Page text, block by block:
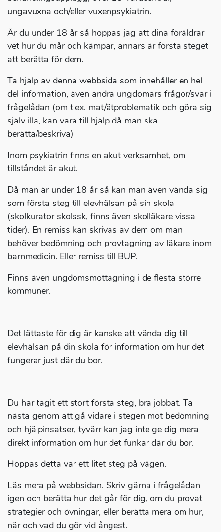
ungavuxna och/eller vuxenpsykiatrin.
Är du under 18 år så hoppas jag att dina föräldrar
vet hur du mår och kämpar, annars är första steget
att berätta för dem.
Ta hjälp av denna webbsida som innehåller en hel
del information, även andra ungdomars frågor/svar i
frågelådan (om t.ex. mat/ätproblematik och göra sig
själv illa, kan vara till hjälp då man ska
berätta/beskriva)
Inom psykiatrin finns en akut verksamhet, om
tillståndet är akut.
Då man är under 18 år så kan man även vända sig
som första steg till elevhälsan på sin skola
(skolkurator skolssk, finns även skolläkare vissa
tider). En remiss kan skrivas av dem om man
behöver bedömning och provtagning av läkare inom
barnmedicin. Eller remiss till BUP.
Finns även ungdomsmottagning i de flesta större
kommuner.
Det lättaste för dig är kanske att vända dig till
elevhälsan på din skola för information om hur det
fungerar just där du bor.
Du har tagit ett stort första steg, bra jobbat. Ta
nästa genom att gå vidare i stegen mot bedömning
och hjälpinsatser, tyvärr kan jag inte ge dig mera
direkt information om hur det funkar där du bor.
Hoppas detta var ett litet steg på vägen.
Läs mera på webbsidan. Skriv gärna i frågelådan
igen och berätta hur det går för dig, om du provat
strategier och övningar, eller berätta mera om hur,
när och vad du gör vid ångest.